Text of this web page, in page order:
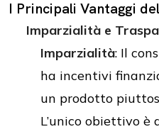
I Principali Vantaggi
Imparzialità e
Imparzialità: Il
ha incentivi
un prodotto
L’unico obiettivo è